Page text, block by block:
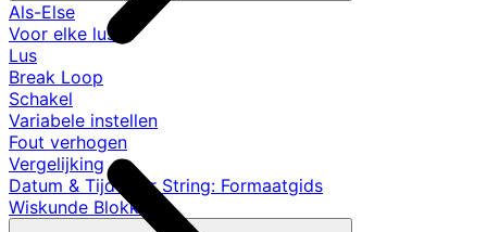
Als-Else
Voor elke lus
Lus
Break Loop
Schakel
Variabele instellen
Fout verhogen
Vergelijking
Datum & Tijd naar String: Formaatgids
Wiskunde Blokken